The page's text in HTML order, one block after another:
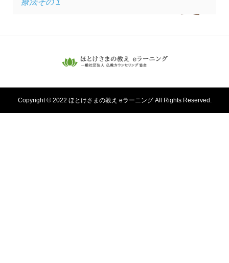
Copyright © 2022 ほとけさまの教え eラーニング All Rights Reserved.